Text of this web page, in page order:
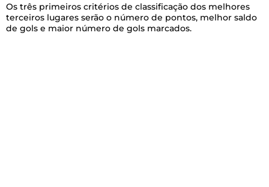
Os três primeiros critérios de classificação dos melhores
terceiros lugares serão o número de pontos, melhor saldo
de gols e maior número de gols marcados.